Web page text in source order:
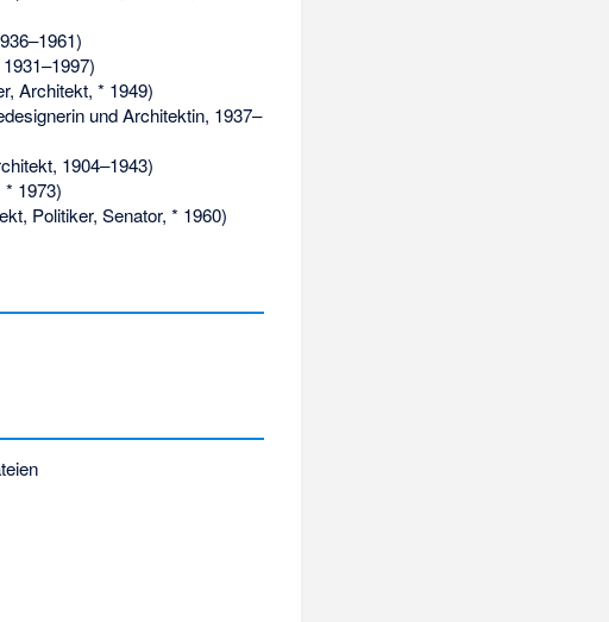
Architekt, * 1949)
und Architektin, 1937–
1904–1943)
1973)
Politiker, Senator, * 1960)